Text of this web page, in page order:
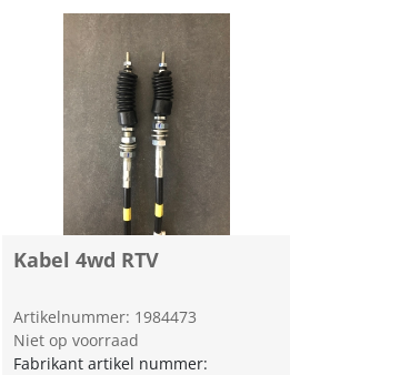
Kabel 4wd RTV
Artikelnummer: 1984473
Niet op voorraad
Fabrikant artikel nummer: